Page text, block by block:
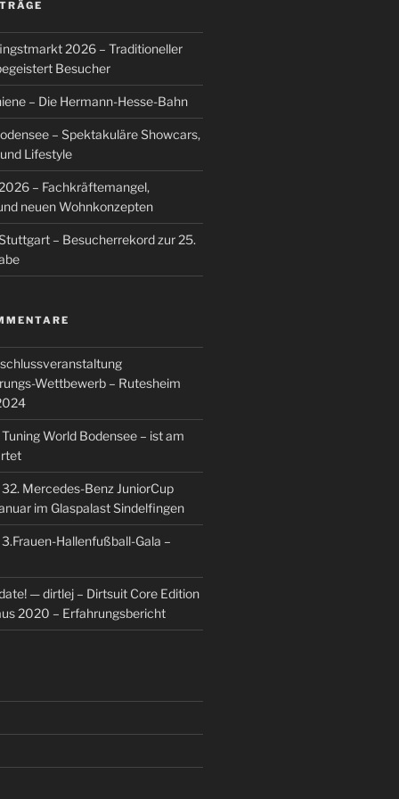
2026 – Traditioneller
Besucher
– Die Hermann-Hesse-Bahn
– Spektakuläre Showcars,
Lifestyle
– Fachkräftemangel,
neuen Wohnkonzepten
– Besucherrekord zur 25.
Wettbewerb – Rutesheim
Tuning World Bodensee – ist am
32. Mercedes-Benz JuniorCup
im Glaspalast Sindelfingen
3.Frauen-Hallenfußball-Gala –
— dirtlej – Dirtsuit Core Edition
2020 – Erfahrungsbericht